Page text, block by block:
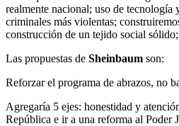
realmente nacional; uso de
criminales más violentas;
construcción de un tejido social
Las propuestas de Sheinbaum son:
Reforzar el programa de abrazos, no
Agregaría 5 ejes: honestidad y
República e ir a una reforma al Poder